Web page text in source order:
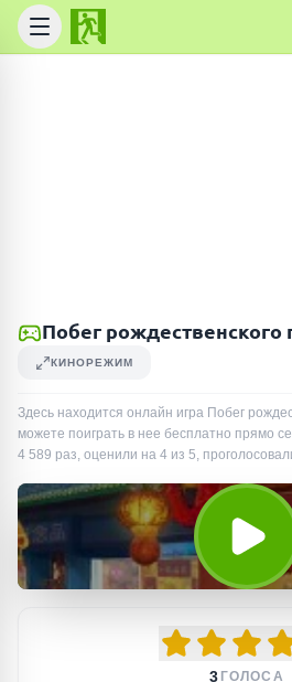
Побег рождественского
КИНОРЕЖИМ
Здесь находится онлайн игра Побег
можете поиграть в нее бесплатно прямо
4 589 раз, оценили на 4 из 5,
3 ГОЛОСА